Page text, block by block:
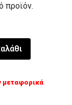
προϊόν.
μεταφορικά